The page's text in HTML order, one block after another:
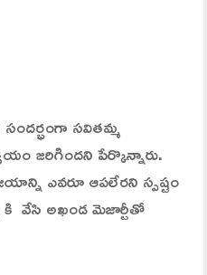
సవితమ్మ
జరిగిందని పేర్కొన్నారు.
ఎవరూ ఆపలేరని స్పష్టం
కి వేసి అఖండ మెజార్టీతో